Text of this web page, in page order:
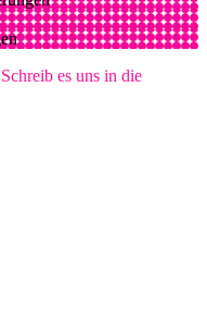
es uns in die